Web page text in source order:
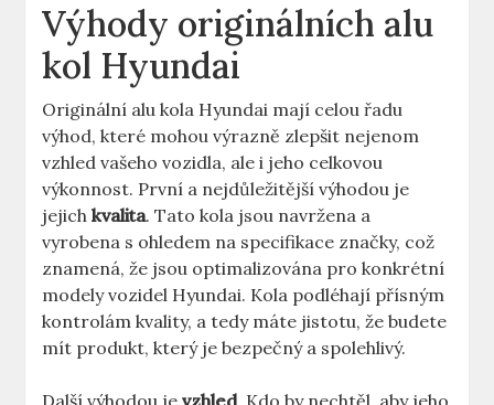
Výhody originálních alu
kol Hyundai
Originální alu kola Hyundai mají celou řadu
výhod, které mohou výrazně zlepšit nejenom
vzhled vašeho vozidla, ale i jeho celkovou
výkonnost. První a nejdůležitější výhodou je
jejichkvalita. Tato kola jsou navržena a
vyrobena s ohledem na specifikace značky, což
znamená, že jsou optimalizována pro konkrétní
modely vozidel Hyundai. Kola podléhají přísným
kontrolám kvality, a tedy máte jistotu, že budete
mít produkt, který je bezpečný a spolehlivý.